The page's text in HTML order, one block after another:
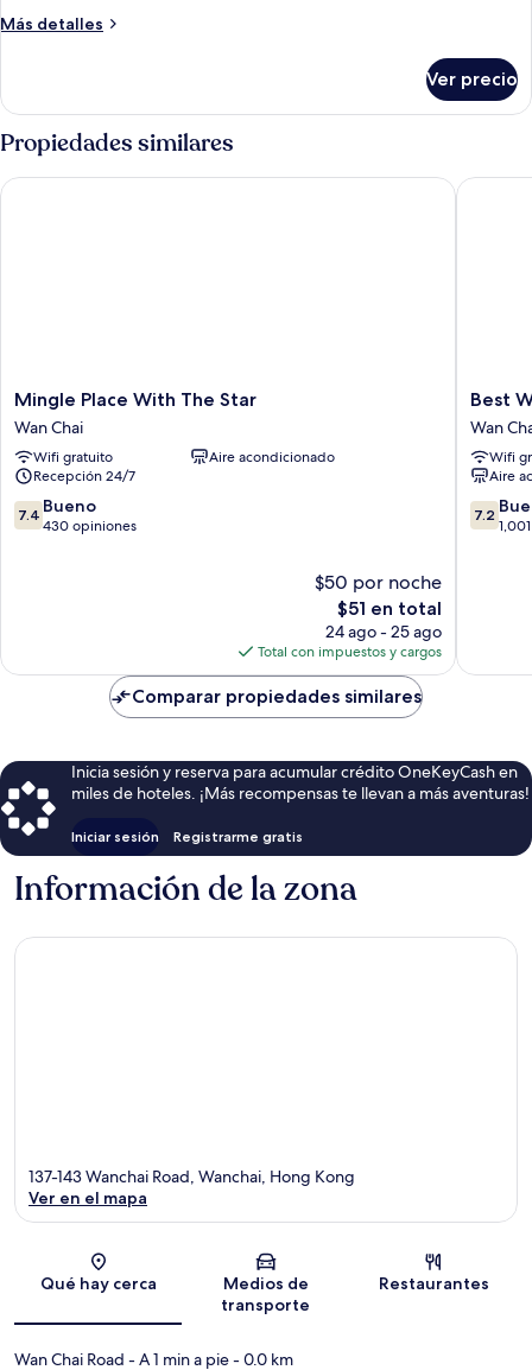
Más detalles
Más
doble
económica
Ver precio
Propiedades similares
Mingle
Place
With
The
Star
Wan
Chai
Mingle Place With The Star
Wan Chai
Wifi gratuito
Aire acondicionado
Recepción 24/7
7.4
de
7.4 Bueno
430 opiniones
$50 por noche
El
precio
actual
es
de
$51
$51 en total
24 ago - 25 ago
Total con impuestos y cargos
Mingle Place With The Star
Best
Western
Hotel
Bay
Wan
Chai
Best
Wan
Wifi
Aire
7.2
de
7.2
Best
Comparar propiedades similares
Inicia sesión y reserva para acumular crédito OneKeyCash en
miles de hoteles. ¡Más recompensas te llevan a más aventuras!
Iniciar sesión Registrarme gratis
Información de la zona
Sección del mapa
137-143 Wanchai Road, Wanchai, Hong Kong
Ver en el mapa
Qué hay cerca
Medios de
transporte
Restaurantes
Wan Chai Road - A 1 min a pie- 0.0 km